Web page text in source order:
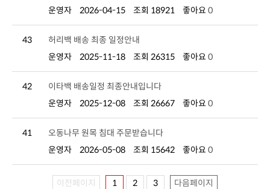
운영자
2026-04-15 조회 18921 좋아요 0
43
허리백 배송 최종 일정안내
운영자
2025-11-18 조회 26315 좋아요 0
42
이타백 배송일정 최종안내입니다
운영자
2025-12-08 조회 26667 좋아요 0
41
오동나무 원목 침대 주문받습니다
운영자
2026-05-08 조회 15642 좋아요 0
이전페이지 1 2 3 다음페이지